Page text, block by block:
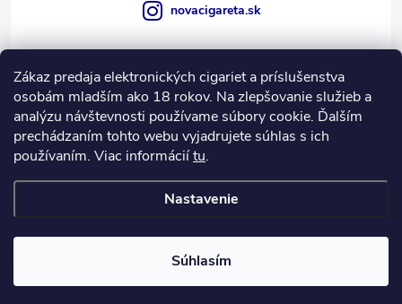
Zákaz predaja elektronických cigariet a príslušenstva
osobám mladším ako 18 rokov. Na zlepšovanie služieb a
analýzu návštevnosti používame súbory cookie. Ďalším
prechádzaním tohto webu vyjadrujete súhlas s ich
používaním. Viac informáciítu.
Nastavenie
Súhlasím
Informácie pre vás
Nákupný košík
novacigareta.sk